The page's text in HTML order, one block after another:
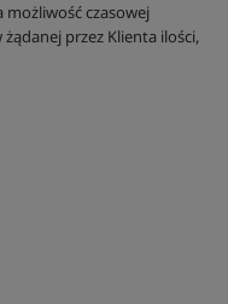
czasowej
przez Klienta ilości,